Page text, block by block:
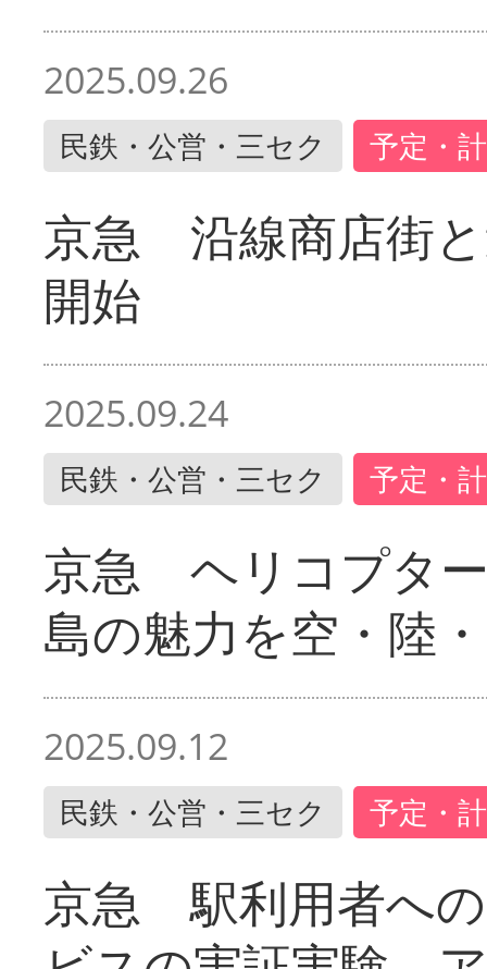
2025.09.26
民鉄・公営・三セク 予定・
京急 沿線商店街
開始
2025.09.24
民鉄・公営・三セク 予定・
京急 ヘリコプタ
島の魅力を空・陸
2025.09.12
民鉄・公営・三セク 予定・
京急 駅利用者へ